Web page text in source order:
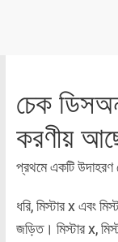
চেক
করণীয়
প্রথমে একটি উদাহরণ
ধরি, মিস্টার x এবং
জড়িত। মিস্টার x,